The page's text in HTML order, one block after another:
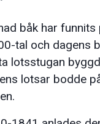
båk har funnits
tal och dagens
lotsstugan
lotsar bodde